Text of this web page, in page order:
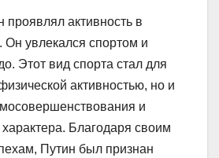
проявлял активность в
Он увлекался спортом и
Этот вид спорта стал для
активностью, но и
и
Благодаря своим
Путин был признан